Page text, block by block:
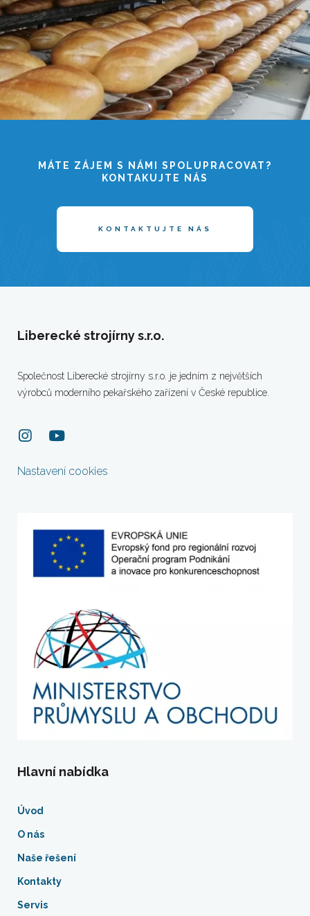
MÁTE ZÁJEM S NÁMI SPOLUPRACOVAT?
KONTAKUJTE NÁS
KONTAKTUJTE NÁS
Liberecké strojírny s.r.o.
Společnost Liberecké strojírny s.r.o. je jedním z největších
výrobců moderního pekařského zařízení v České republice.
Nastavení cookies
Hlavní nabídka
Úvod
O nás
Naše řešení
Kontakty
Servis